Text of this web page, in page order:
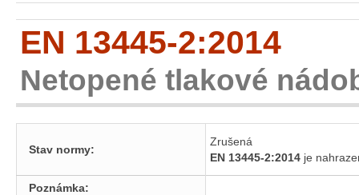
EN 13445-2:2014
Netopené tlakové
Stav normy:
Zrušená
EN 13445-2:2014 je
Poznámka: